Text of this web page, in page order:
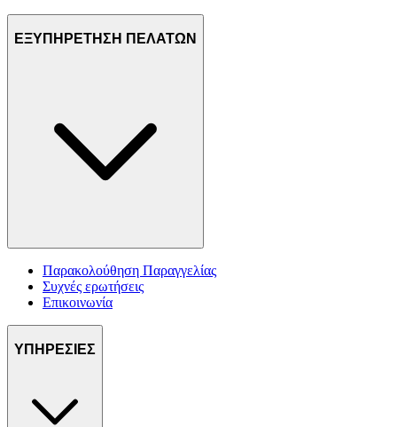
ΕΞΥΠΗΡΕΤΗΣΗ ΠΕΛΑΤΩΝ
Παρακολούθηση Παραγγελίας
Συχνές ερωτήσεις
Επικοινωνία
ΥΠΗΡΕΣΙΕΣ